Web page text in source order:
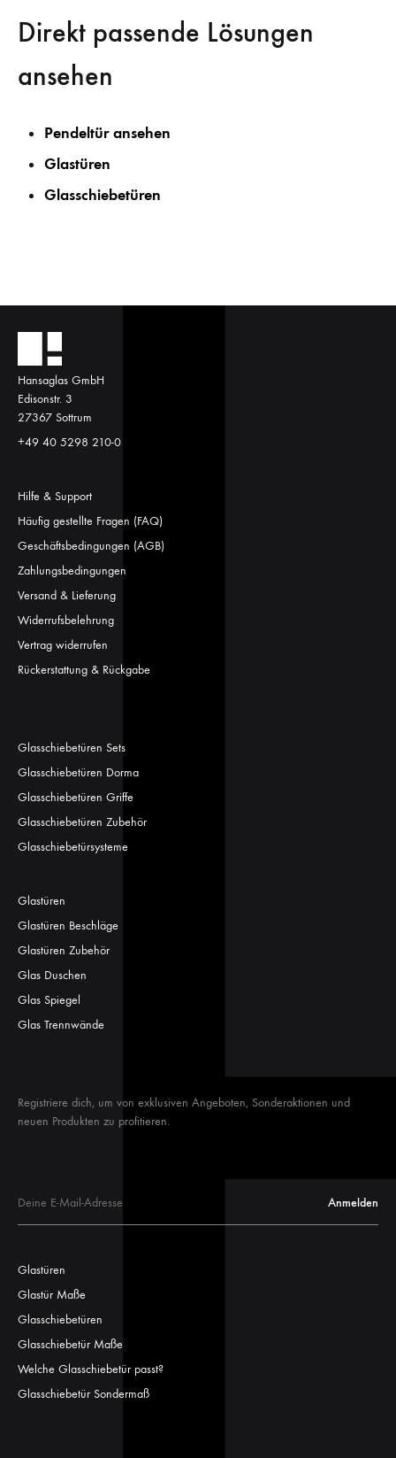
Direkt passende Lösungen
ansehen
Pendeltür ansehen
Glastüren
Glasschiebetüren
Hansaglas GmbH
Edisonstr. 3
27367 Sottrum
+49 40 5298 210-0
Hilfe & Support
Häufig gestellte Fragen (FAQ)
Geschäftsbedingungen (AGB)
Zahlungsbedingungen
Versand & Lieferung
Widerrufsbelehrung
Vertrag widerrufen
Rückerstattung & Rückgabe
Glasschiebetüren Sets
Glasschiebetüren Dorma
Glasschiebetüren Griffe
Glasschiebetüren Zubehör
Glasschiebetürsysteme
Glastüren
Glastüren Beschläge
Glastüren Zubehör
Glas Duschen
Glas Spiegel
Glas Trennwände
Registriere dich, um von exklusiven Angeboten, Sonderaktionen und
neuen Produkten zu profitieren.
Glastüren
Glastür Maße
Glasschiebetüren
Glasschiebetür Maße
Welche Glasschiebetür passt?
Glasschiebetür Sondermaß